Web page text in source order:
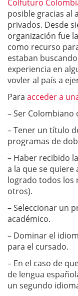
Colfuturo
posible gracias al
privados. Desde
organización fue
como recurso
estaban
experiencia en
vovler al país a
Para acceder a
– Ser Colombiano
– Tener un título
programas de
– Haber recibido
a la que se quiere
logrado todos los
otros).
– Seleccionar un
académico.
– Dominar el
para el cursado.
– En el caso de
de lengua
un segundo